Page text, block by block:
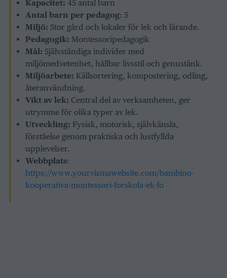
Kapacitet: 45 antal barn
Antal barn per pedagog: 5
Miljö: Stor gård och lokaler för lek och lärande.
Pedagogik: Montessoripedagogik
Mål: Självständiga individer med
miljömedvetenhet, hållbar livsstil och genustänk.
Miljöarbete: Källsortering, kompostering, odling,
återanvändning.
Vikt av lek: Central del av verksamheten, ger
utrymme för olika typer av lek.
Utveckling: Fysisk, motorisk, självkänsla,
förståelse genom praktiska och lustfyllda
upplevelser.
Webbplats:
https://www.yourvismawebsite.com/bambino-
kooperativa-montessori-forskola-ek-fo